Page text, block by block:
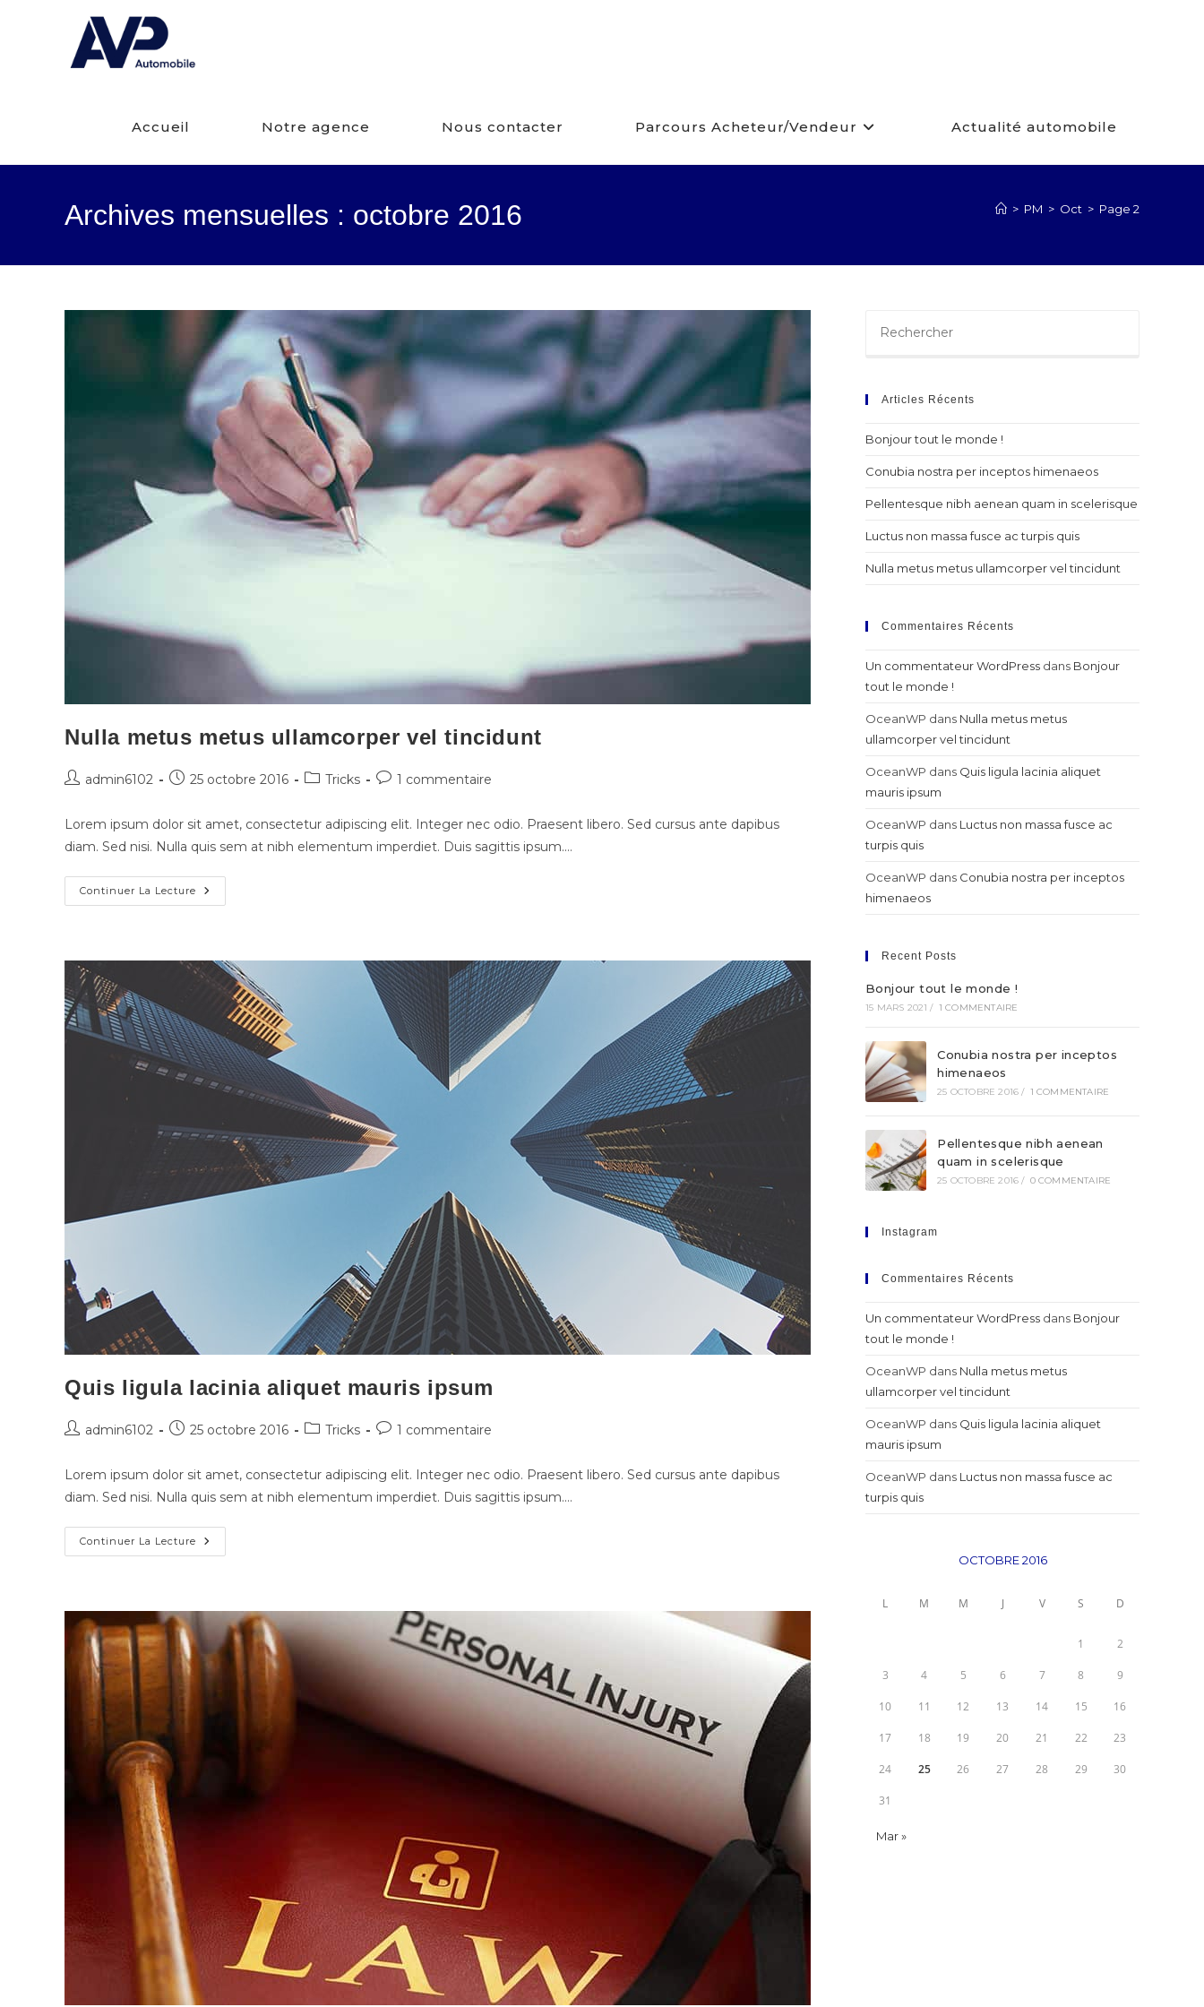
Accueil Notre agence Nous contacter Parcours Acheteur/Vendeur Actualité automobile
Archives mensuelles : octobre 2016 > PM > Oct > Page 2
Nulla metus metus ullamcorper vel tincidunt
admin6102 25 octobre 2016 Tricks 1 commentaire
Lorem ipsum dolor sit amet, consectetur adipiscing elit. Integer nec odio. Praesent libero. Sed cursus ante dapibus
diam. Sed nisi. Nulla quis sem at nibh elementum imperdiet. Duis sagittis ipsum.…
Continuer La Lecture
Quis ligula lacinia aliquet mauris ipsum
admin6102 25 octobre 2016 Tricks 1 commentaire
Lorem ipsum dolor sit amet, consectetur adipiscing elit. Integer nec odio. Praesent libero. Sed cursus ante dapibus
diam. Sed nisi. Nulla quis sem at nibh elementum imperdiet. Duis sagittis ipsum.…
Continuer La Lecture
Articles Récents
Bonjour tout le monde !
Conubia nostra per inceptos himenaeos
Pellentesque nibh aenean quam in scelerisque
Luctus non massa fusce ac turpis quis
Nulla metus metus ullamcorper vel tincidunt
Commentaires Récents
Un commentateur WordPress dans Bonjour
tout le monde !
OceanWP dans Nulla metus metus
ullamcorper vel tincidunt
OceanWP dans Quis ligula lacinia aliquet
mauris ipsum
OceanWP dans Luctus non massa fusce ac
turpis quis
OceanWP dans Conubia nostra per inceptos
himenaeos
Recent Posts
Bonjour tout le monde !
15 MARS 2021 / 1 COMMENTAIRE
Conubia nostra per inceptos
himenaeos
25 OCTOBRE 2016 / 1 COMMENTAIRE
Pellentesque nibh aenean
quam in scelerisque
25 OCTOBRE 2016 / 0 COMMENTAIRE
Instagram
Commentaires Récents
Un commentateur WordPress dans Bonjour
tout le monde !
OceanWP dans Nulla metus metus
ullamcorper vel tincidunt
OceanWP dans Quis ligula lacinia aliquet
mauris ipsum
OceanWP dans Luctus non massa fusce ac
turpis quis
OCTOBRE 2016
L M M J V S D
1 2
3 4 5 6 7 8 9
10 11 12 13 14 15 16
17 18 19 20 21 22 23
24 25 26 27 28 29 30
31
Mar »